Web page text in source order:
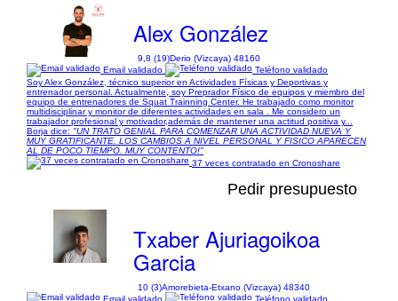
Alex González
9,8 (19)Derio (Vizcaya) 48160
Email validado
Teléfono validado
Soy Alex González, técnico superior en Actividades Físicas y Deportivas y
entrenador personal. Actualmente, soy Preprador Físico de equipos y miembro del
equipo de entrenadores de Squat Trainning Center. He trabajado como monitor
multidisciplinar y monitor de diferentes actividades en sala . Me considero un
trabajador profesional y motivador,además de mantener una actitud positiva y...
Borja dice: "UN TRATO GENIAL PARA COMENZAR UNA ACTIVIDAD NUEVA Y
MUY GRATIFICANTE. LOS CAMBIOS A NIVEL PERSONAL Y FISICO APARECEN
AL DE POCO TIEMPO. MUY CONTENTO!"
37 veces contratado en Cronoshare
Pedir presupuesto
Txaber Ajuriagoikoa
Garcia
10 (3)Amorebieta-Etxano (Vizcaya) 48340
Email validado
Teléfono validado